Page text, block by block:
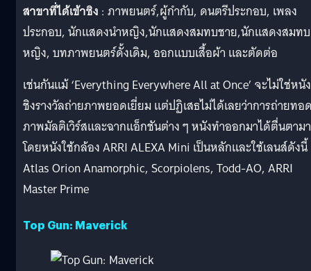
สาขาที่ได้เข้าชิง : ภาพยนตร์,ผู้กำกับ, ดนตรีประกอบ, เพลง
ประกอบ, นักแสดงนำหญิง,นักแสดงสมทบชาย,นักแสดงสมทบ
หญิง, บทภาพยนตร์ดั้งเดิม, ออกแบบเสื้อผ้า และตัดต่อ
เช่นกันแม้ ‘Everything Everywhere All at Once’ จะไม่ใช่หนั
ชิงรางวัลถ่ายภาพยอดเยี่ยม แต่ปฏิเสธไม่ได้เลยว่าการถ่ายทอ
ภาพมัลติเวิร์สและฉากแอ็กชันต่าง ๆ หนังทำออกมาได้ตื่นตาม
โดยหนังใช้กล้อง ARRI ALEXA Mini เป็นหลักและใช้เลนส์ดังนี้
Atlas Orion Anamorphic, Scorpiolens, Todd-AO, ARRI
Master Prime
Top Gun: Maverick